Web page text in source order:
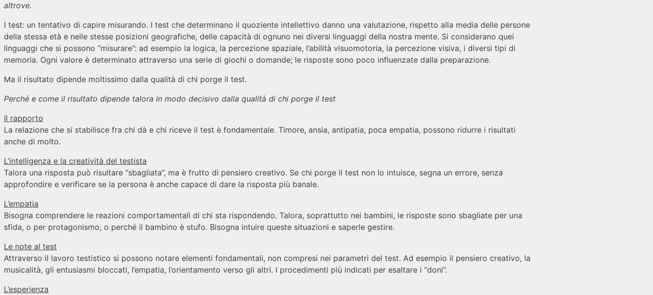
altrove.
I test: un tentativo di capire misurando. I test che determinano il quoziente intellettivo danno una valutazione, rispetto alla media delle persone
della stessa età e nelle stesse posizioni geografiche, delle capacità di ognuno nei diversi linguaggi della nostra mente. Si considerano quei
linguaggi che si possono “misurare”: ad esempio la logica, la percezione spaziale, l’abilità visuomotoria, la percezione visiva, i diversi tipi di
memoria. Ogni valore è determinato attraverso una serie di giochi o domande; le risposte sono poco influenzate dalla preparazione.
Ma il risultato dipende moltissimo dalla qualità di chi porge il test.
Perché e come il risultato dipende talora in modo decisivo dalla qualità di chi porge il test
Il rapporto
La relazione che si stabilisce fra chi dà e chi riceve il test è fondamentale. Timore, ansia, antipatia, poca empatia, possono ridurre i risultati
anche di molto.
L’intelligenza e la creatività del testista
Talora una risposta può risultare “sbagliata”, ma è frutto di pensiero creativo. Se chi porge il test non lo intuisce, segna un errore, senza
approfondire e verificare se la persona è anche capace di dare la risposta più banale.
L’empatia
Bisogna comprendere le reazioni comportamentali di chi sta rispondendo. Talora, soprattutto nei bambini, le risposte sono sbagliate per una
sfida, o per protagonismo, o perché il bambino è stufo. Bisogna intuire queste situazioni e saperle gestire.
Le note al test
Attraverso il lavoro testistico si possono notare elementi fondamentali, non compresi nei parametri del test. Ad esempio il pensiero creativo, la
musicalità, gli entusiasmi bloccati, l’empatia, l’orientamento verso gli altri. I procedimenti più indicati per esaltare i “doni”.
L’esperienza